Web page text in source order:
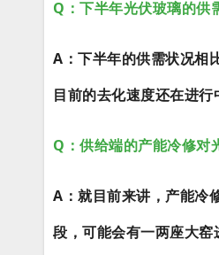
Q：下半年光伏玻璃的供
A：下半年的供需状况相
目前的去化速度还在进行
Q：供给端的产能冷修对
A：就目前来讲，产能冷
段，可能会有一两座大窑